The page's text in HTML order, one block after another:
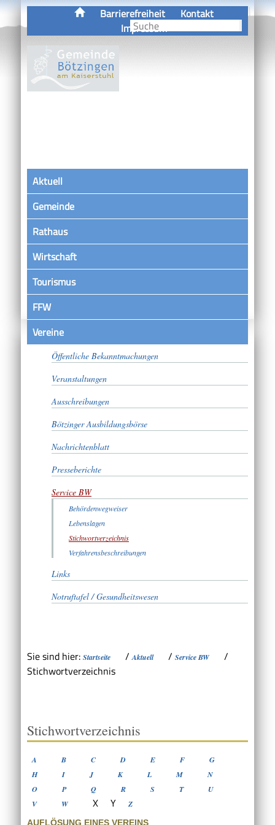
Barrierefreiheit
Kontakt
Impressum
Aktuell
Gemeinde
Rathaus
Wirtschaft
Tourismus
FFW
VereineSatzungen
Öffentliche Bekanntmachungen
Veranstaltungen
Ausschreibungen
Bötzinger Ausbildungsbörse
Nachrichtenblatt
Presseberichte
Service BW
Behördenwegweiser
Lebenslagen
Stichwortverzeichnis
Verfahrensbeschreibungen
Links
Notruftafel / Gesundheitswesen
Sie sind hier: Startseite /Aktuell / Service BW
/
Stichwortverzeichnis
Stichwortverzeichnis
A B C D E F
G
H
I J K L M
N
O
P Q R S T
U
V
W X Y Z
AUFLÖSUNG EINES VEREINS